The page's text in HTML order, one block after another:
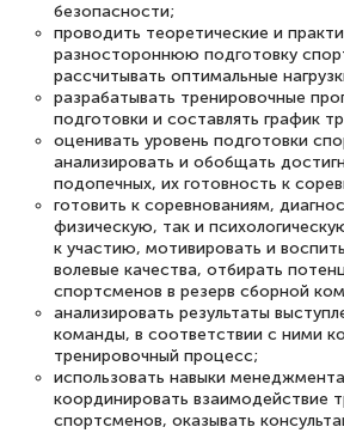
безопасности;
проводить теоретические и
разностороннюю подготовку
рассчитывать оптимальные
разрабатывать тренировочные
подготовки и составлять график
оценивать уровень подготовки
анализировать и обобщать
подопечных, их готовность к
готовить к соревнованиям,
физическую, так и
к участию, мотивировать и
волевые качества, отбирать
спортсменов в резерв сборной
анализировать результаты
команды, в соответствии с ними
тренировочный процесс;
использовать навыки
координировать взаимодействие
спортсменов, оказывать